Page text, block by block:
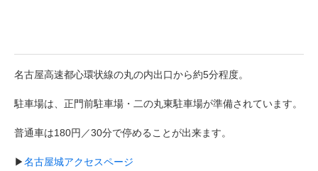
名古屋高速都心環状線の丸の内出口から約5分程度。
駐車場は、正門前駐車場・二の丸東駐車場が準備されています。
普通車は180円／30分で停めることが出来ます。
▶名古屋城アクセスページ